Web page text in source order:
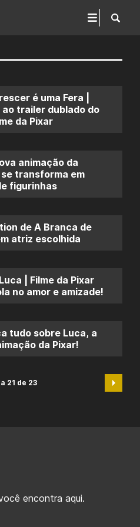
é uma Fera |
trailer dublado do
da Pixar
animação da
se transforma em
figurinhas
de A Branca de
atriz escolhida
| Filme da Pixar
no amor e amizade!
tudo sobre Luca, a
da Pixar!
21 de 23
encontra aqui.